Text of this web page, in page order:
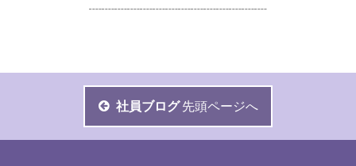
┈┈┈┈┈┈┈┈┈┈┈┈┈┈
社員ブログ 先頭ページへ